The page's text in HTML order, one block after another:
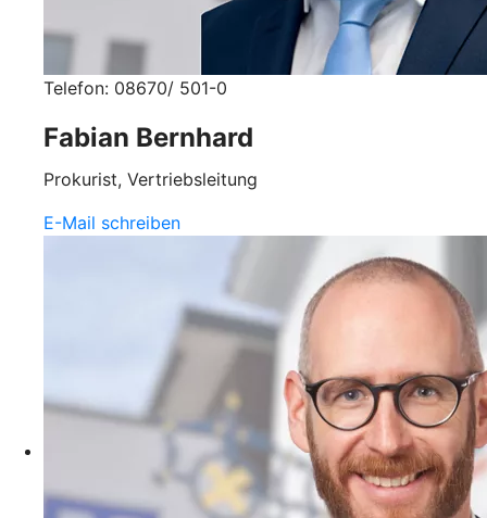
Telefon: 08670/ 501-0
Fabian Bernhard
Prokurist, Vertriebsleitung
E-Mail schreiben